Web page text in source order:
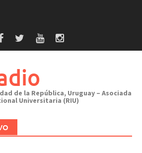
de la República, Uruguay – Asociada
Universitaria (RIU)